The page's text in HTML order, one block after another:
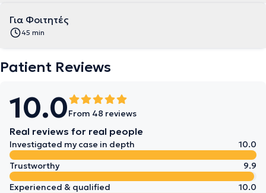
Για Φοιτητές
45 min
Patient Reviews
10.0From 48 reviews
Real reviews for real people
Investigated my case in depth
10.0
Trustworthy
9.9
Experienced & qualified
10.0